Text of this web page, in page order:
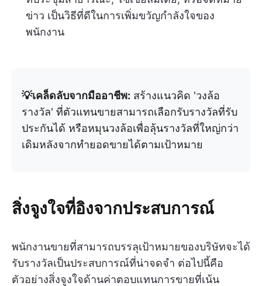
ข่าว เป็นวิธีที่ดีในการเพิ่มขวัญกำลังใจของ
พนักงาน
💡เคล็ดลับจากมืออาชีพ: สร้างแนวคิด 'วงล้อ
รางวัล' ที่ตัวแทนขายสามารถเลือกรับรางวัลที่รับ
ประกันได้ หรือหมุนวงล้อเพื่อลุ้นรางวัลที่ใหญ่กว่า
เดิมหลังจากทำยอดขายได้ตามเป้าหมาย
สิ่งจูงใจที่อิงจากประสบการณ์
พนักงานขายที่สามารถบรรลุเป้าหมายของบริษัทจะได้
รับรางวัลเป็นประสบการณ์ที่น่าจดจำ ต่อไปนี้คือ
ตัวอย่างสิ่งจูงใจด้านค่าตอบแทนการขายที่เน้น